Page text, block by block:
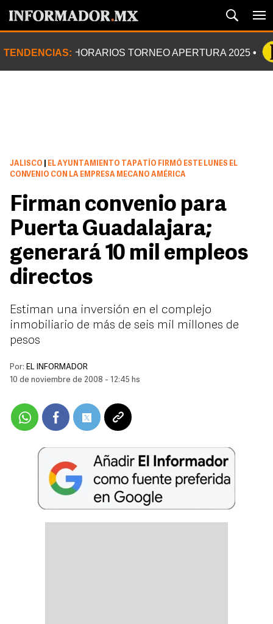
TENDENCIAS: HORARIOS TORNEO APERTURA 2025
JALISCO
EL AYUNTAMIENTO TAPATÍO FIRMÓ ESTE LUNES EL
CONVENIO CON LA EMPRESA MECANO AMÉRICA
Firman convenio para
Puerta Guadalajara;
generará 10 mil empleos
directos
Estiman una inversión en el complejo
inmobiliario de más de seis mil millones de
pesos
Por: EL INFORMADOR
10 de noviembre de 2008 - 12:45 hs